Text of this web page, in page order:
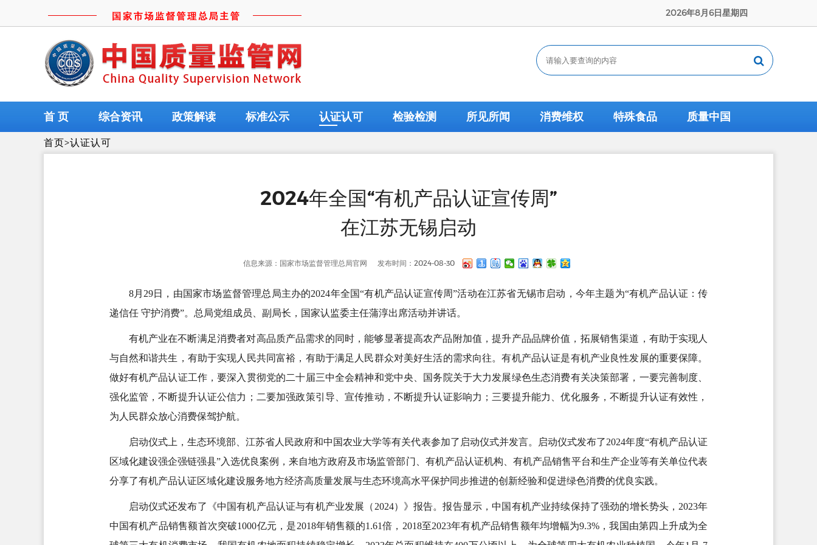
2026年8月6日星期四
首 页 综合资讯 政策解读 标准公示 认证认可 检验检测 所见所闻 消费维权 特殊食品 质量中国
首页>认证认可
2024年全国“有机产品认证宣传周”
在江苏无锡启动
信息来源：国家市场监督管理总局官网 发布时间：2024-08-30
8月29日，由国家市场监督管理总局主办的2024年全国“有机产品认证宣传周”活动在江苏省无锡市启动，今年主题为“有机产品认证：传
递信任 守护消费”。总局党组成员、副局长，国家认监委主任蒲淳出席活动并讲话。
有机产业在不断满足消费者对高品质产品需求的同时，能够显著提高农产品附加值，提升产品品牌价值，拓展销售渠道，有助于实现人
与自然和谐共生，有助于实现人民共同富裕，有助于满足人民群众对美好生活的需求向往。有机产品认证是有机产业良性发展的重要保障。
做好有机产品认证工作，要深入贯彻党的二十届三中全会精神和党中央、国务院关于大力发展绿色生态消费有关决策部署，一要完善制度、
强化监管，不断提升认证公信力；二要加强政策引导、宣传推动，不断提升认证影响力；三要提升能力、优化服务，不断提升认证有效性，
为人民群众放心消费保驾护航。
启动仪式上，生态环境部、江苏省人民政府和中国农业大学等有关代表参加了启动仪式并发言。启动仪式发布了2024年度“有机产品认证
区域化建设强企强链强县”入选优良案例，来自地方政府及市场监管部门、有机产品认证机构、有机产品销售平台和生产企业等有关单位代表
分享了有机产品认证区域化建设服务地方经济高质量发展与生态环境高水平保护同步推进的创新经验和促进绿色消费的优良实践。
启动仪式还发布了《中国有机产品认证与有机产业发展（2024）》报告。报告显示，中国有机产业持续保持了强劲的增长势头，2023年
中国有机产品销售额首次突破1000亿元，是2018年销售额的1.61倍，2018至2023年有机产品销售额年均增幅为9.3%，我国由第四上升成为全